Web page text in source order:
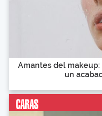
Amantes del
un